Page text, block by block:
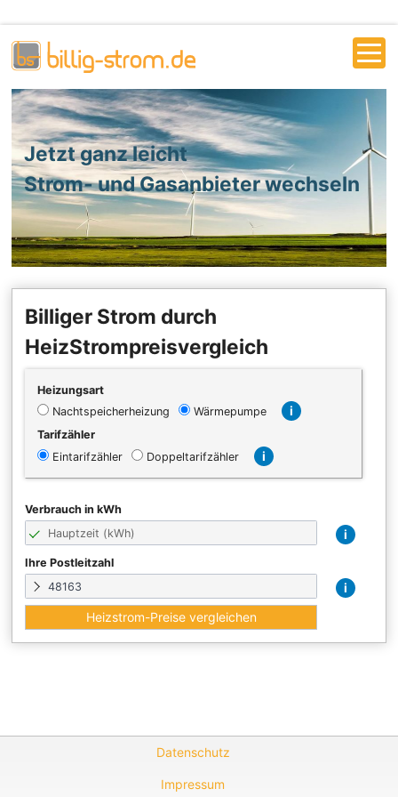
Jetzt ganz leicht
Strom- und Gasanbieter wechseln
Billiger Strom durch
HeizStrompreisvergleich
Heizungsart
Nachtspeicherheizung
Wärmepumpe i
Tarifzähler
Eintarifzähler
Doppeltarifzähler i
Verbrauch in kWh
i
Ihre Postleitzahl
i
Datenschutz
Impressum